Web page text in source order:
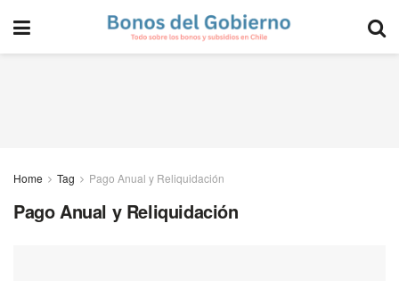
Home Tag Pago Anual y Reliquidación
Pago Anual y Reliquidación